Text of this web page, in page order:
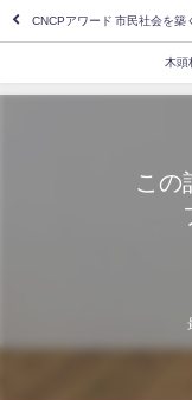
CNCPアワード 市民社会を築
木頭
この